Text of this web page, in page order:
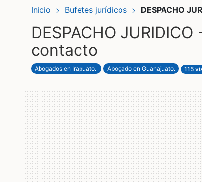
Inicio Bufetes jurídicos DESPACHO
DESPACHO
contacto
Abogados en Irapuato. Abogado en Guanajuato. 115